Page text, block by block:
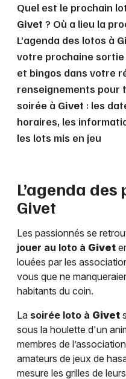
Quel est le prochain
Givet ? Où a lieu la
L’agenda des lotos à
votre prochaine
et bingos dans votre
renseignements pour
soirée à Givet : les
horaires, les
les lots mis en jeu
L’agenda
Givet
Les passionnés se
jouer au loto à Givet
louées par les
vous que ne
habitants du coin.
La soirée loto à Givet
sous la houlette d'un
membres de
amateurs de jeux de
mesure les grilles de